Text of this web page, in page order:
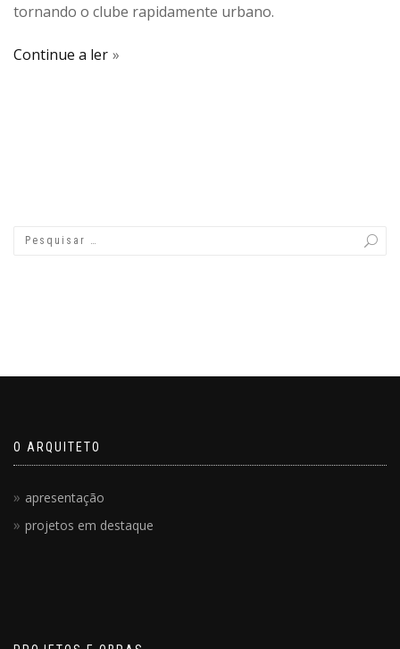
tornando o clube rapidamente urbano.
Continue a ler
O ARQUITETO
apresentação
projetos em destaque